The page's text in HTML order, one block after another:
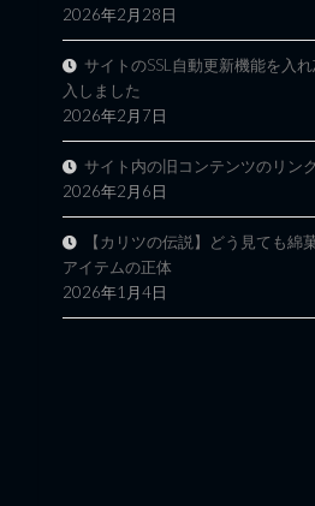
2026年2月28日
サイトのSSL自動更新機能を入
入しました
2026年2月7日
サイト内の旧コンテンツのリン
2026年2月6日
【カリツの伝説】どう見ても綿
アイテムの正体
2026年1月4日